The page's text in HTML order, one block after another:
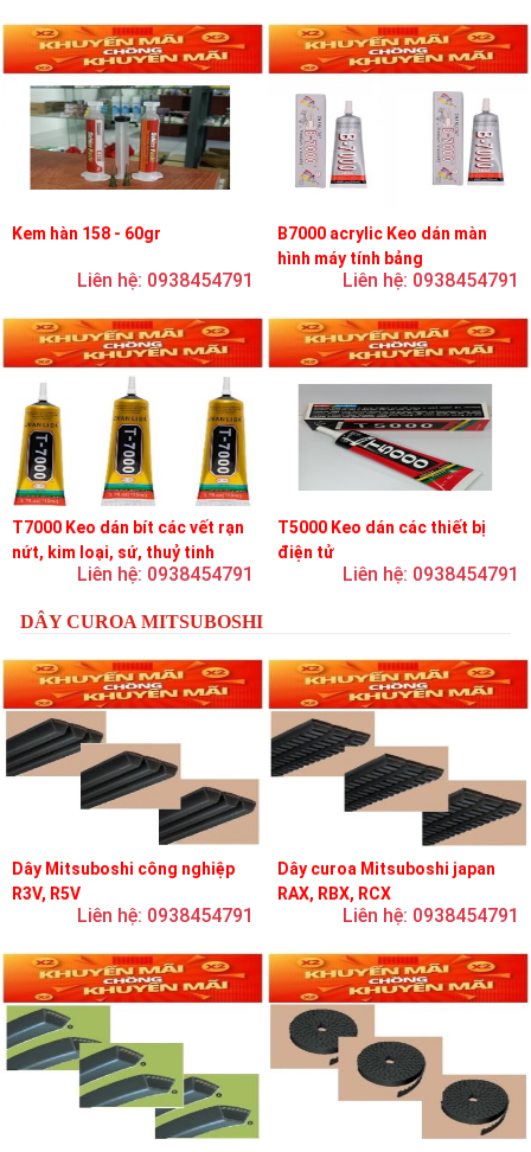
Kem hàn 158 - 60gr
Liên hệ: 0938454791
B7000 acrylic Keo dán màn
hình máy tính bảng
Liên hệ: 0938454791
T7000 Keo dán bít các vết rạn
nứt, kim loại, sứ, thuỷ tinh
Liên hệ: 0938454791
T5000 Keo dán các thiết bị
điện tử
Liên hệ: 0938454791
DÂY CUROA MITSUBOSHI
Dây Mitsuboshi công nghiệp
R3V, R5V
Liên hệ: 0938454791
Dây curoa Mitsuboshi japan
RAX, RBX, RCX
Liên hệ: 0938454791